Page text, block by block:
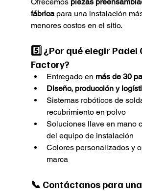
fábrica para una instalación
menores costos en el sitio.
5️⃣ ¿Por qué elegir Padel
Factory?
Entregado en más de 30
Diseño, producción y
Sistemas robóticos de
recubrimiento en polvo
Soluciones llave en mano
del equipo de instalación
Colores personalizados y
marca
📞 Contáctanos para una